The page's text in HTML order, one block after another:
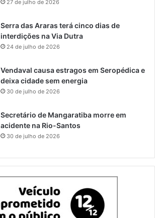
27 de julho de 2026
Serra das Araras terá cinco dias de
interdições na Via Dutra
24 de julho de 2026
Vendaval causa estragos em Seropédica e
deixa cidade sem energia
30 de julho de 2026
Secretário de Mangaratiba morre em
acidente na Rio-Santos
30 de julho de 2026